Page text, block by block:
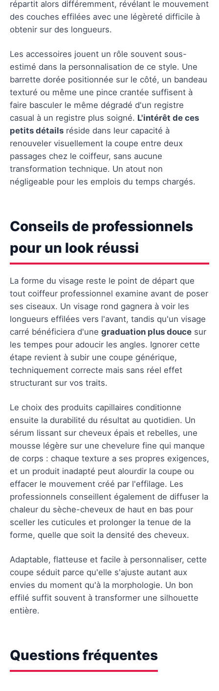
répartit alors différemment, révélant le mouvement
des couches effilées avec une légèreté difficile à
obtenir sur des longueurs.
Les accessoires jouent un rôle souvent sous-
estimé dans la personnalisation de ce style. Une
barrette dorée positionnée sur le côté, un bandeau
texturé ou même une pince crantée suffisent à
faire basculer le même dégradé d'un registre
casual à un registre plus soigné. L'intérêt de ces
petits détails réside dans leur capacité à
renouveler visuellement la coupe entre deux
passages chez le coiffeur, sans aucune
transformation technique. Un atout non
négligeable pour les emplois du temps chargés.
Conseils de professionnels
pour un look réussi
La forme du visage reste le point de départ que
tout coiffeur professionnel examine avant de poser
ses ciseaux. Un visage rond gagnera à voir les
longueurs effilées vers l'avant, tandis qu'un visage
carré bénéficiera d'une graduation plus douce sur
les tempes pour adoucir les angles. Ignorer cette
étape revient à subir une coupe générique,
techniquement correcte mais sans réel effet
structurant sur vos traits.
Le choix des produits capillaires conditionne
ensuite la durabilité du résultat au quotidien. Un
sérum lissant sur cheveux épais et rebelles, une
mousse légère sur une chevelure fine qui manque
de corps : chaque texture a ses propres exigences,
et un produit inadapté peut alourdir la coupe ou
effacer le mouvement créé par l'effilage. Les
professionnels conseillent également de diffuser la
chaleur du sèche-cheveux de haut en bas pour
sceller les cuticules et prolonger la tenue de la
forme, quelle que soit la densité des cheveux.
Adaptable, flatteuse et facile à personnaliser, cette
coupe séduit parce qu'elle s'ajuste autant aux
envies du moment qu'à la morphologie. Un bon
effilé suffit souvent à transformer une silhouette
entière.
Questions fréquentes